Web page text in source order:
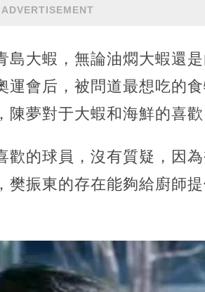
ADVERTISEMENT
島大蝦，無論油燜大蝦還
運會后，被問道最想吃的
夢對于大蝦和海鮮的喜
歡的球員，沒有質疑，因
樊振東的存在能夠給廚師